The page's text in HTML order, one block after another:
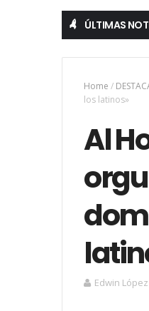
ÚLTIMAS
Home /
los latinos»
Al
Edwin López